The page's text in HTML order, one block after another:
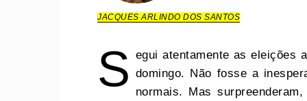
JACQUES ARLINDO DOS SANTOS
S egui atentamente as eleições
domingo. Não fosse a
normais. Mas